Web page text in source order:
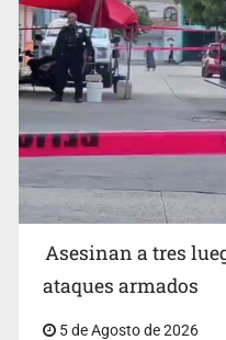
Mujer resulta lesionada
Zapopan
Asesinan a tres
ataques armados
5 de Agosto de 2026